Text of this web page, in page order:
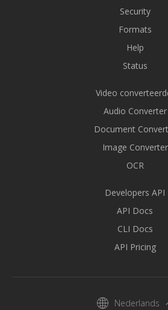
Security
Formats
Help
Status
Video
Audio Converter
Document
Image Converter
OCR
Developers API
API Docs
CLI Docs
API Pricing
Nederlands